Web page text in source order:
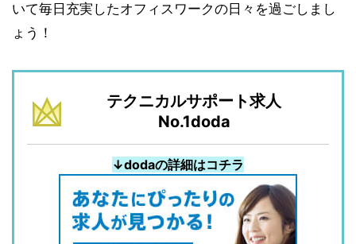
いて毎日充実したオフィスワークの日々を過ごしまし
ょう！
テクニカルサポート求人
No.1doda
↓dodaの詳細はコチラ